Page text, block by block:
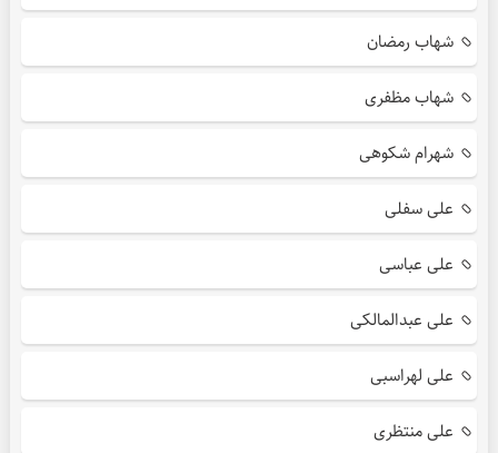
شهاب رمضان
شهاب مظفری
شهرام شکوهی
علی سفلی
علی عباسی
علی عبدالمالکی
علی لهراسبی
علی منتظری